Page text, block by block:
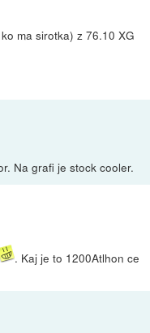
ma sirotka) z 76.10 XG
Na grafi je stock cooler.
. Kaj je to 1200Atlhon ce